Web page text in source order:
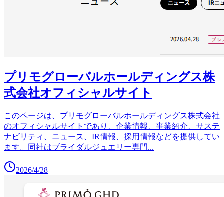
プリモグローバルホールディングス株
式会社オフィシャルサイト
このページは、プリモグローバルホールディングス株式会社
のオフィシャルサイトであり、企業情報、事業紹介、サステ
ナビリティ、ニュース、IR情報、採用情報などを提供してい
ます。同社はブライダルジュエリー専門...
2026/4/28